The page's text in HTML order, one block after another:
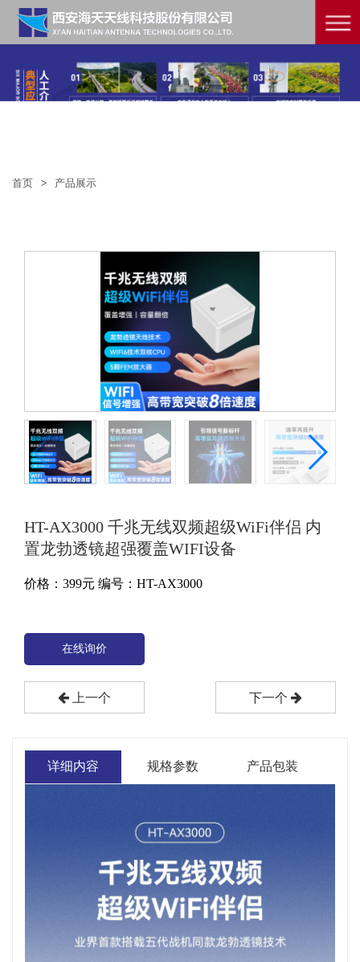
首页 > 产品展示
HT-AX3000 千兆无线双频超级WiFi伴侣 内
置龙勃透镜超强覆盖WIFI设备
价格： 399元 编号：HT-AX3000
在线询价
上一个 下一个
详细内容 规格参数 产品包装